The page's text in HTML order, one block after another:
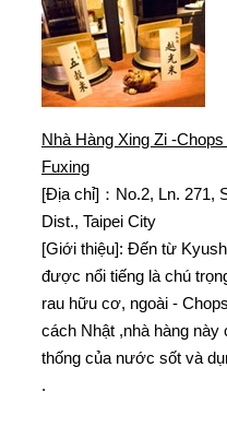
Nhà Hàng Xing Zi -
Fuxing
[Địa chỉ]：No.2, Ln. 271,
Dist., Taipei City
[Giới thiệu]: Đến từ
được nổi tiếng là chú
rau hữu cơ, ngoài -
cách Nhật ,nhà hàng
thống của nước sốt và
.